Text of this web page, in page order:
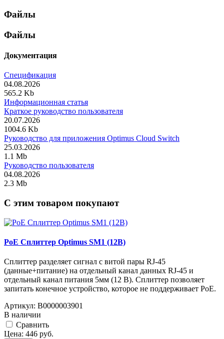
Файлы
Файлы
Документация
Спецификация
04.08.2026
565.2 Kb
Информационная статья
Краткое руководство пользователя
20.07.2026
1004.6 Kb
Руководство для приложения Optimus Cloud Switch
25.03.2026
1.1 Mb
Руководство пользователя
04.08.2026
2.3 Mb
C этим товаром покупают
PoE Сплиттер Optimus SM1 (12B)
Сплиттер разделяет сигнал с витой пары RJ-45
(данные+питание) на отдельный канал данных RJ-45 и
отдельный канал питания 5мм (12 В). Сплиттер позволяет
запитать конечное устройство, которое не поддерживает PoE.
Артикул: В0000003901
В наличии
Cравнить
Цена: 446 руб.